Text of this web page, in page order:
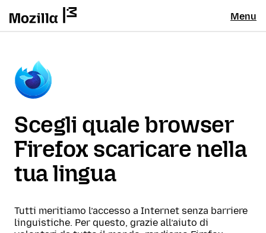
Menu
Scegli quale browser
Firefox scaricare nella
tua lingua
Tutti meritiamo l’accesso a Internet senza barriere
linguistiche. Per questo, grazie all’aiuto di